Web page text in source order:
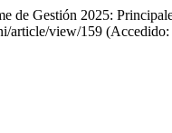
de Gestión 2025:
article/view/159 (Accedido: